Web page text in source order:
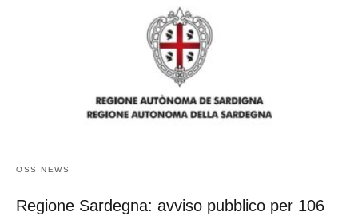
OSS NEWS
Regione Sardegna: avviso pubblico per 106